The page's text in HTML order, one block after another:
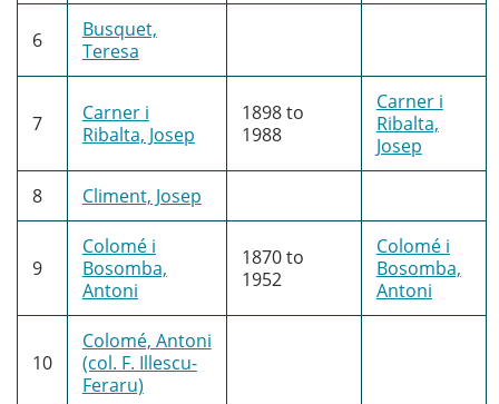
6
Busquet,
Teresa
7
Carner i
Ribalta, Josep
1898to
1988
Carner i
Ribalta,
Josep
8 Climent, Josep
9
Colomé i
Bosomba,
Antoni
1870to
1952
Colomé i
Bosomba,
Antoni
10
Colomé, Antoni
(col. F. Illescu-
Feraru)